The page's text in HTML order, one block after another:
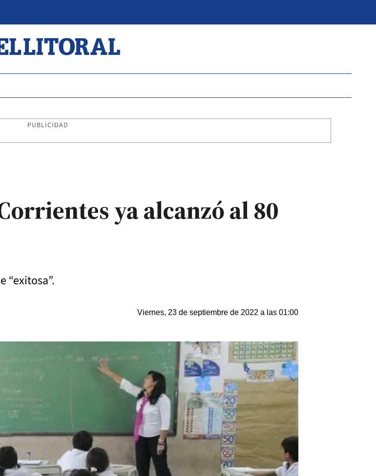
PUBLICIDAD
ya alcanzó al 80
“exitosa”.
Viernes, 23 de septiembre de 2022 a las 01:00